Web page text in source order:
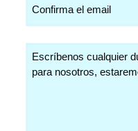
(Obligatorio)